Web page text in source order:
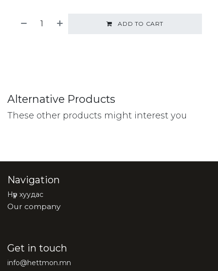
ADD TO CART
Alternative Products
These other products might interest you
Navigation
Нүүр хуудас
Our company
Get in touch
info@hettmon.mn